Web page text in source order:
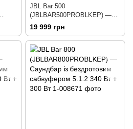
JBL Bar 500
(JBLBAR500PROBLKEP) —
Саундбар із бездротовим
сабвуфером 5.1 290 Вт + 300
Вт
19 999 грн